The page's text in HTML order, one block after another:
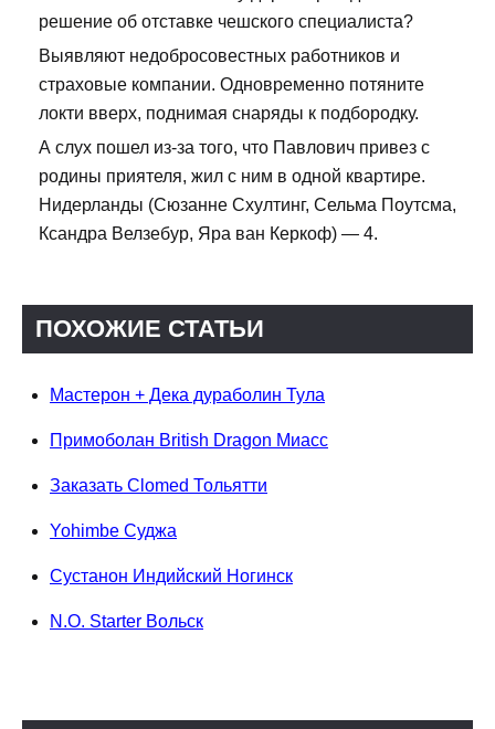
решение об отставке чешского специалиста?
Выявляют недобросовестных работников и
страховые компании. Одновременно потяните
локти вверх, поднимая снаряды к подбородку.
А слух пошел из-за того, что Павлович привез с
родины приятеля, жил с ним в одной квартире.
Нидерланды (Сюзанне Схултинг, Сельма Поутсма,
Ксандра Велзебур, Яра ван Керкоф) — 4.
ПОХОЖИЕ СТАТЬИ
Мастерон + Дека дураболин Тула
Примоболан British Dragon Миасс
Заказать Clomed Тольятти
Yohimbe Суджа
Сустанон Индийский Ногинск
N.O. Starter Вольск